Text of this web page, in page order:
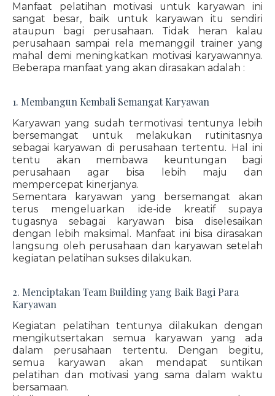
Manfaat pelatihan motivasi untuk karyawan ini
sangat besar, baik untuk karyawan itu sendiri
ataupun bagi perusahaan. Tidak heran kalau
perusahaan sampai rela memanggil trainer yang
mahal demi meningkatkan motivasi karyawannya.
Beberapa manfaat yang akan dirasakan adalah :
1. Membangun Kembali Semangat Karyawan
Karyawan yang sudah termotivasi tentunya lebih
bersemangat untuk melakukan rutinitasnya
sebagai karyawan di perusahaan tertentu. Hal ini
tentu akan membawa keuntungan bagi
perusahaan agar bisa lebih maju dan
mempercepat kinerjanya.
Sementara karyawan yang bersemangat akan
terus mengeluarkan ide-ide kreatif supaya
tugasnya sebagai karyawan bisa diselesaikan
dengan lebih maksimal. Manfaat ini bisa dirasakan
langsung oleh perusahaan dan karyawan setelah
kegiatan pelatihan sukses dilakukan.
2. Menciptakan Team Building yang Baik Bagi Para
Karyawan
Kegiatan pelatihan tentunya dilakukan dengan
mengikutsertakan semua karyawan yang ada
dalam perusahaan tertentu. Dengan begitu,
semua karyawan akan mendapat suntikan
pelatihan dan motivasi yang sama dalam waktu
bersamaan.